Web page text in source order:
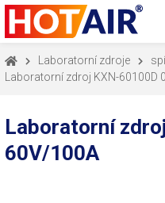
Laboratorní zdroje
Laboratorní zdroj KXN-60100D
Laboratorní
60V/100A